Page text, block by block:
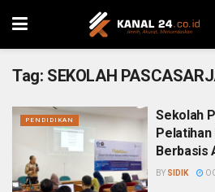
Tag: SEKOLAH
PENDIDIKAN
Sekolah
Pelatihan
Berbasis
BY SIDIK